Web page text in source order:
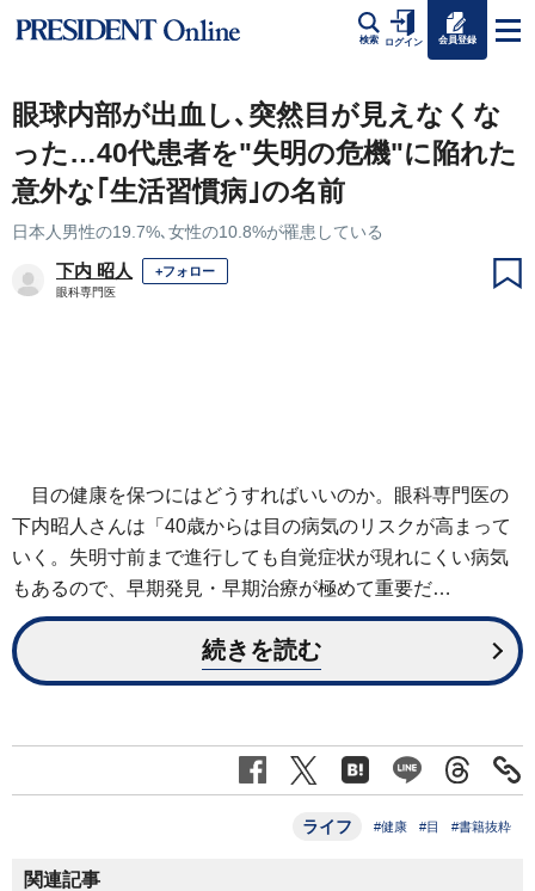
検索 ログイン 会員登録
眼球内部が出血し､突然目が見えなくな
った…40代患者を"失明の危機"に陥れた
意外な｢生活習慣病｣の名前
日本人男性の19.7%､女性の10.8%が罹患している
下内 昭人 +フォロー
眼科専門医
目の健康を保つにはどうすればいいのか。眼科専門医の
下内昭人さんは「40歳からは目の病気のリスクが高まって
いく。失明寸前まで進行しても自覚症状が現れにくい病気
もあるので、早期発見・早期治療が極めて重要だ…
続きを読む
ライフ #健康 #目 #書籍抜粋
関連記事